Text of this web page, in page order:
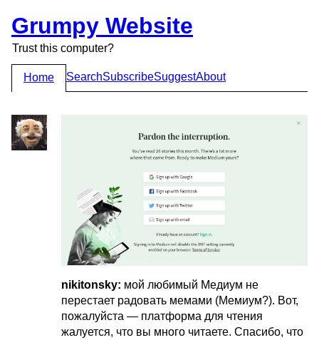
Grumpy Website
Trust this computer?
Home SearchSubscribeSuggestAbout
nikitonsky: мой любимый Медиум не
перестает радовать мемами (Мемиум?). Вот,
пожалуйста — платформа для чтения
жалуется, что вы много читаете. Спасибо, что